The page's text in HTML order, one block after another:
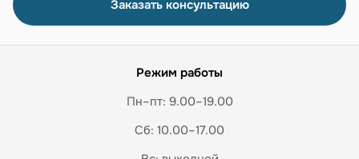
Заказать консультацию
Режим работы
Пн–пт: 9.00–19.00
Сб: 10.00–17.00